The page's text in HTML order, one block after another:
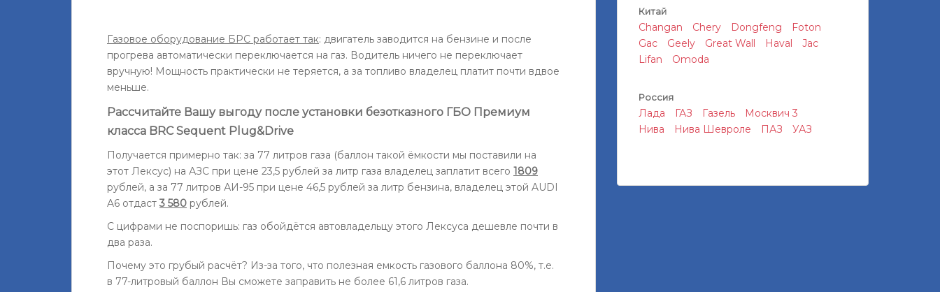
Газовое оборудование БРС работает так: двигатель заводится на бензине и после
прогрева автоматически переключается на газ. Водитель ничего не переключает
вручную! Мощность практически не теряется, а за топливо владелец платит почти вдвое
меньше.
Рассчитайте Вашу выгоду после установки безотказного ГБО Премиум
класса BRC Sequent Plug&Drive
Получается примерно так: за 77 литров газа (баллон такой ёмкости мы поставили на
этот Лексус) на АЗС при цене 23,5 рублей за литр газа владелец заплатит всего 1809
рублей, а за 77 литров АИ-95 при цене 46,5 рублей за литр бензина, владелец этой AUDI
A6 отдаст3 580 рублей.
C цифрами не поспоришь: газ обойдётся автовладельцу этого Лексуса дешевле почти в
два раза.
Почему это грубый расчёт? Из-за того, что полезная емкость газового баллона 80%, т.е.
в 77-литровый баллон Вы сможете заправить не более 61,6 литров газа.
Китай
Changan Chery Dongfeng
Foton
Gac
Geely Great Wall Haval
Jac
Lifan
Omoda
Россия
Лада ГАЗ Газель
Москвич 3
Нива
Нива Шевроле ПАЗ УАЗ